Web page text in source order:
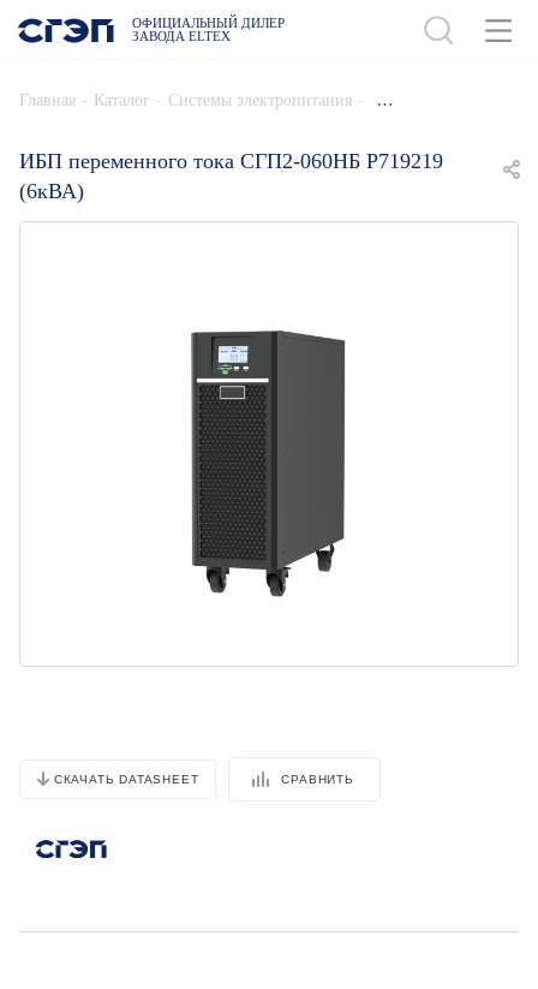
ОФИЦИАЛЬНЫЙ ДИЛЕР
ЗАВОДА ELTEX
Главная - Каталог - Системы электропитания -
ИБП переменного тока СГП2-060НБ Р719219
(6кВА)
СКАЧАТЬ DATASHEET СРАВНИТЬ